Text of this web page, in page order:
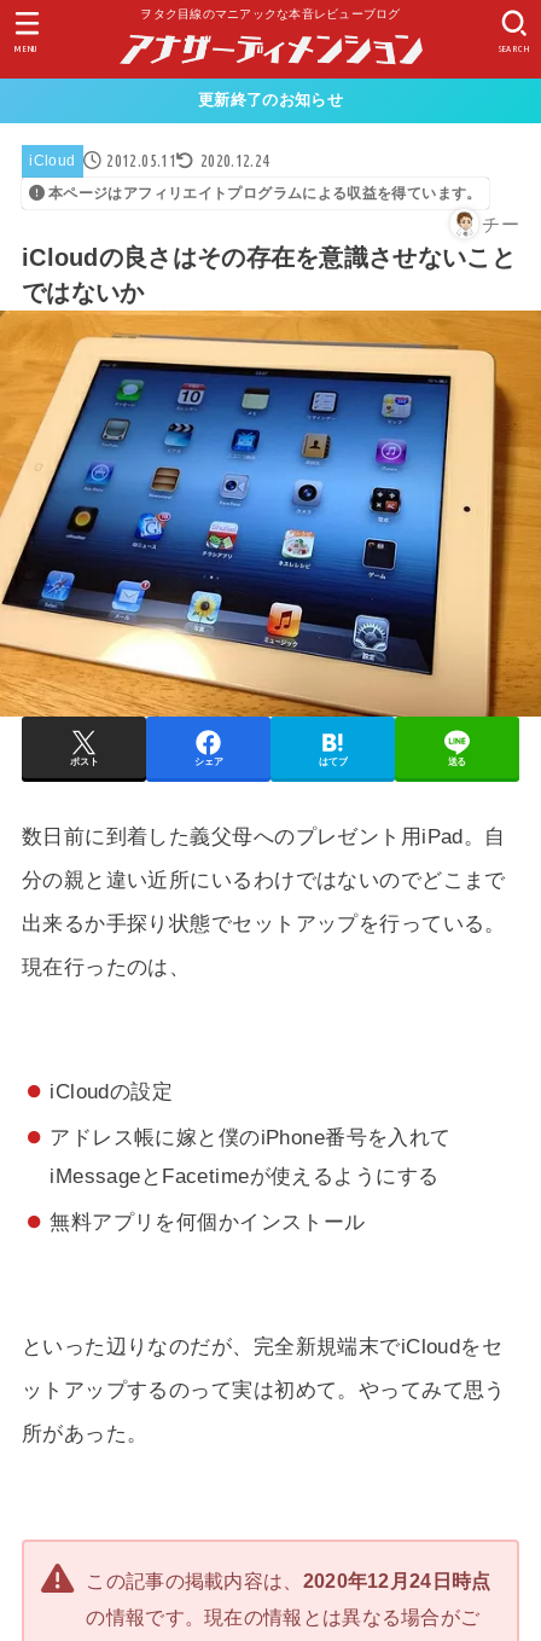
ヲタク目線のマニアックな本音レビューブログ
SEARCH
MENU
更新終了のお知らせ
iCloud 2012.05.11 2020.12.24
本ページはアフィリエイトプログラムによる収益を得ています。
チー
iCloudの良さはその存在を意識させないこと
ではないか
ポスト シェア はてブ 送る
数日前に到着した義父母へのプレゼント用iPad。自
分の親と違い近所にいるわけではないのでどこまで
出来るか手探り状態でセットアップを行っている。
現在行ったのは、
iCloudの設定
アドレス帳に嫁と僕のiPhone番号を入れて
iMessageとFacetimeが使えるようにする
無料アプリを何個かインストール
といった辺りなのだが、完全新規端末でiCloudをセ
ットアップするのって実は初めて。やってみて思う
所があった。
この記事の掲載内容は、 2020年12月24日時点
の情報です。現在の情報とは異なる場合がご